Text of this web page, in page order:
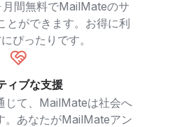
間無料でMailMateのサ
とができます。お得に利
ぴったりです。
ィブな支援
じて、MailMateは社会へ
。あなたがMailMateアン